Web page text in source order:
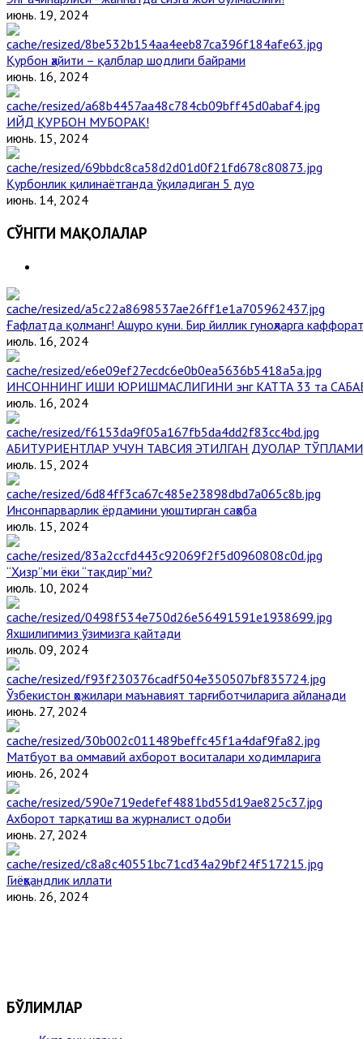
июнь. 19, 2024
Қурбон ҳайити – қалблар шодлиги байрами
июнь. 16, 2024
ИЙД ҚУРБОН МУБОРАК!
июнь. 15, 2024
Қурбонлик қилинаётганда ўқиладиган 5 дуо
июнь. 14, 2024
СЎНГГИ МАҚОЛАЛАР
Ғафлатда қолманг! Ашуро куни. Бир йиллик гуноҳларга
июль. 16, 2024
ИНСОННИНГ ИШИ ЮРИШМАСЛИГИНИ энг КАТТА 33 та
июль. 16, 2024
АБИТУРИЕНТЛАР УЧУН ТАВСИЯ ЭТИЛГАН ДУОЛАР ТЎПЛАМИ
июль. 15, 2024
Инсонпарварлик ёрдамини уюштирган саҳоба
июль. 15, 2024
“Ҳизр”ми ёки “тақдир”ми?
июль. 10, 2024
Яхшилигимиз ўзимизга қайтади
июль. 09, 2024
Ўзбекистон ҳожилари маънавият тарғиботчиларига айланади
июнь. 27, 2024
Матбуот ва оммавий ахборот воситалари ходимларига
июнь. 26, 2024
Ахборот тарқатиш ва журналист одоби
июнь. 27, 2024
Гиёҳвандлик иллати
июнь. 26, 2024
БЎЛИМЛАР